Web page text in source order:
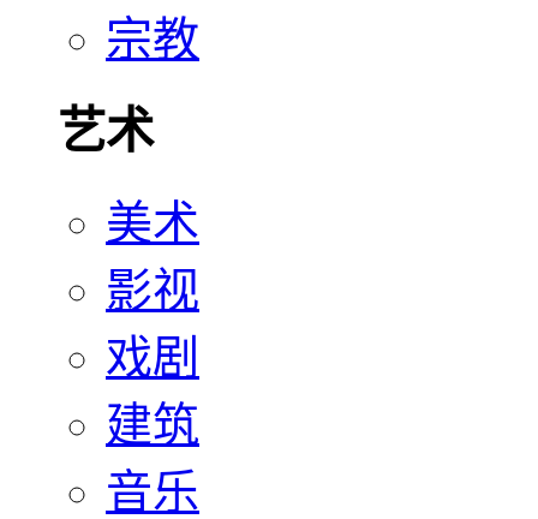
宗教
艺术
美术
影视
戏剧
建筑
音乐